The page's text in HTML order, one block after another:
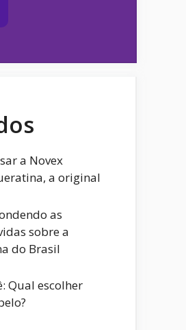
a Novex
a original
as
sobre a
do Brasil
Qual escolher